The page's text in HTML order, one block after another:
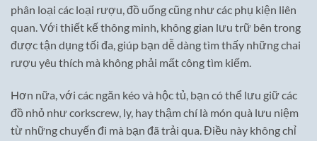
phân loại các loại rượu, đồ uống cũng như các phụ kiện liên
quan. Với thiết kế thông minh, không gian lưu trữ bên trong
được tận dụng tối đa, giúp bạn dễ dàng tìm thấy những chai
rượu yêu thích mà không phải mất công tìm kiếm.
Hơn nữa, với các ngăn kéo và hộc tủ, bạn có thể lưu giữ các
đồ nhỏ như corkscrew, ly, hay thậm chí là món quà lưu niệm
từ những chuyến đi mà bạn đã trải qua. Điều này không chỉ